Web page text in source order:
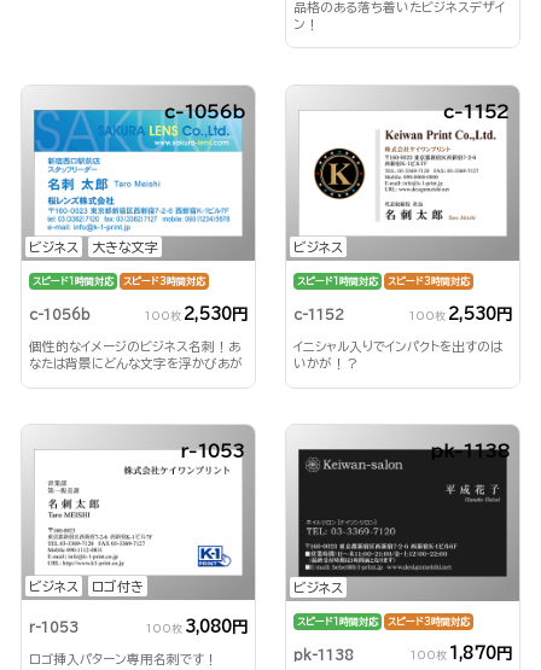
品格のある落ち着いたビジネスデザイ
ン！
ビジネス 大きな文字
c-1056b
スピード1時間対応 スピード3時間対応
c-1056b 100枚 2,530円
個性的なイメージのビジネス名刺！あ
なたは背景にどんな文字を浮かびあが
ビジネス
c-1152
スピード1時間対応 スピード3時間対応
c-1152 100枚 2,530円
イニシャル入りでインパクトを出すのは
いかが！？
ビジネス ロゴ付き
r-1053
r-1053 100枚 3,080円
ロゴ挿入パターン専用名刺です！
ビジネス
pk-1138
スピード1時間対応 スピード3時間対応
pk-1138 100枚 1,870円